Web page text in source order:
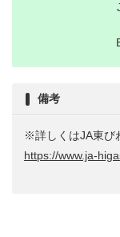
備考
※詳しくはJA東び
https://www.ja-